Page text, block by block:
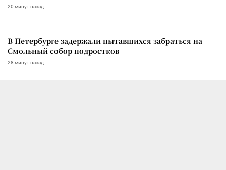
20 минут назад
В Петербурге задержали пытавшихся забраться на
Смольный собор подростков
28 минут назад